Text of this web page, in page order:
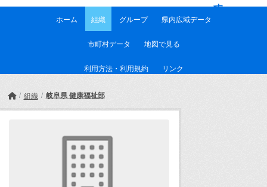
す
ホーム 組織 グループ 県内広域データ
市町村データ 地図で見る
利用方法・利用規約 リンク
組織 岐阜県 健康福祉部